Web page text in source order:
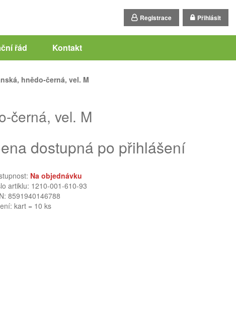
Registrace Přihlásit
řád Kontakt
hnědo-černá, vel. M
černá, vel. M
dostupná po přihlášení
Na objednávku
artiklu: 1210-001-610-93
8591940146788
kart = 10 ks